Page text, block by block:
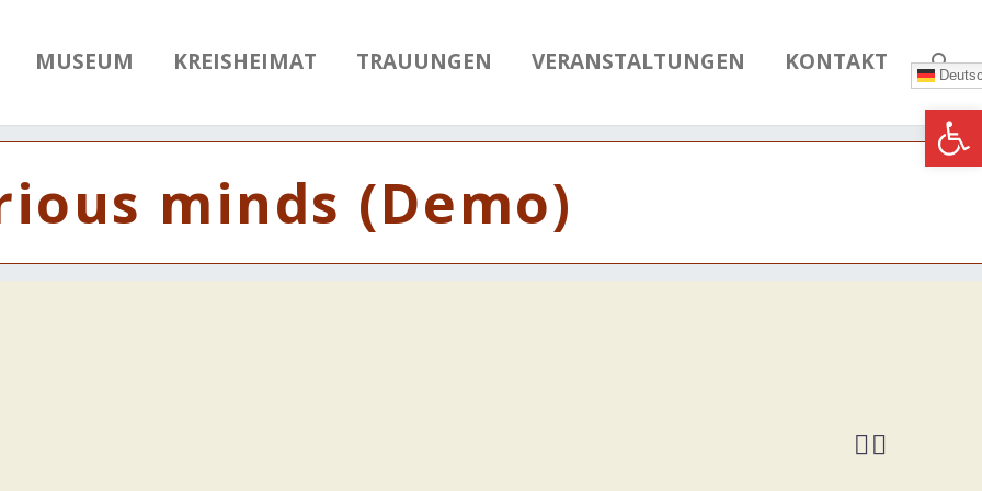
MUSEUM KREISHEIMAT TRAUUNGEN VERANSTALTUNGEN KONTAKT
minds (Demo)
